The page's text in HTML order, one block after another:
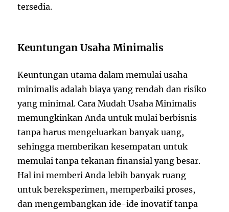
tersedia.
Keuntungan Usaha Minimalis
Keuntungan utama dalam memulai usaha
minimalis adalah biaya yang rendah dan risiko
yang minimal. Cara Mudah Usaha Minimalis
memungkinkan Anda untuk mulai berbisnis
tanpa harus mengeluarkan banyak uang,
sehingga memberikan kesempatan untuk
memulai tanpa tekanan finansial yang besar.
Hal ini memberi Anda lebih banyak ruang
untuk bereksperimen, memperbaiki proses,
dan mengembangkan ide-ide inovatif tanpa